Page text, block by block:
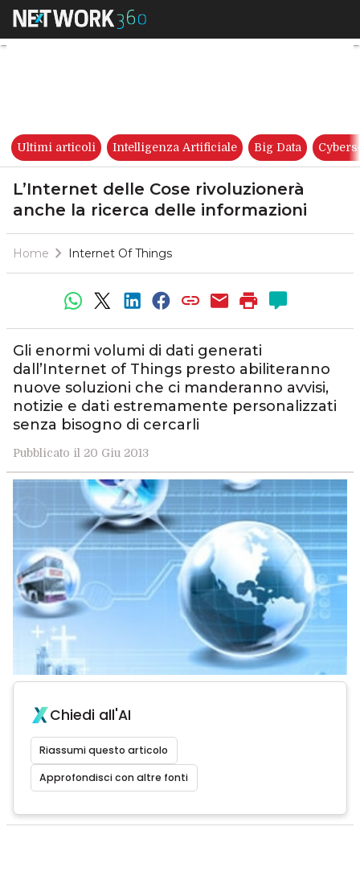
L’Internet delle Cose
Ultimi articoli Intelligenza Artificiale Big Data
L’Internet delle Cose rivoluzionerà
anche la ricerca delle informazioni
Home Internet Of Things
Gli enormi volumi di dati generati
dall’Internet of Things presto abiliteranno
nuove soluzioni che ci manderanno avvisi,
notizie e dati estremamente personalizzati
senza bisogno di cercarli
Pubblicato il 20 Giu 2013
Chiedi all'AI
Riassumi questo articolo
Approfondisci con altre fonti